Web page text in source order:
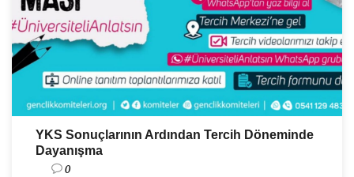
YKS Sonuçlarının Ardından Tercih Döneminde
Dayanışma
0